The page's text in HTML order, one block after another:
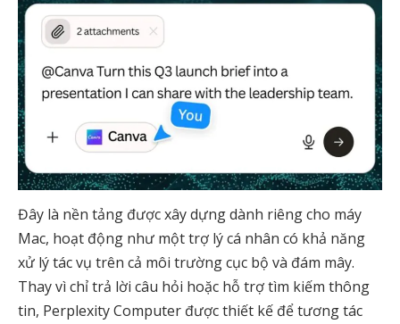
Đây là nền tảng được xây dựng dành riêng cho máy
Mac, hoạt động như một trợ lý cá nhân có khả năng
xử lý tác vụ trên cả môi trường cục bộ và đám mây.
Thay vì chỉ trả lời câu hỏi hoặc hỗ trợ tìm kiếm thông
tin, Perplexity Computer được thiết kế để tương tác